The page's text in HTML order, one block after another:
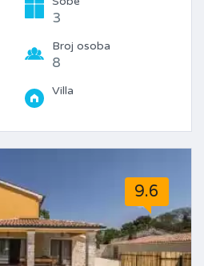
3
Broj osoba
8
Villa
9.6